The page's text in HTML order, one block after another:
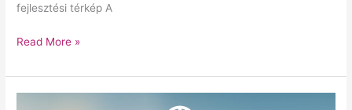
fejlesztési térkép A
Read More »